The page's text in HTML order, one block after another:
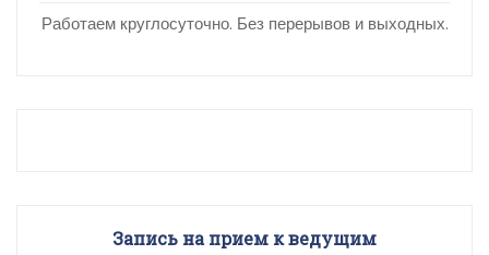
Работаем круглосуточно. Без перерывов и выходных.
Запись на прием к ведущим